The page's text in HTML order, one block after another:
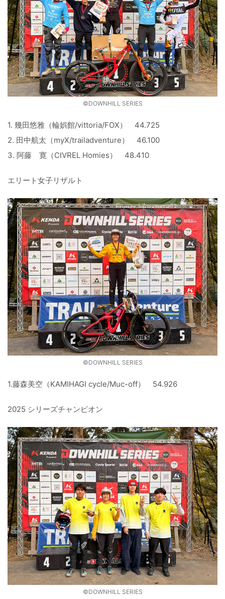
©️DOWNHILL SERIES
1. 幾田悠雅（輪娯館/vittoria/FOX） 44.725
2. 田中航太（myX/trailadventure） 46.100
3. 阿藤 寛（CIVREL Homies） 48.410
エリート女子リザルト
©️DOWNHILL SERIES
1.藤森美空（KAMIHAGI cycle/Muc-off） 54.926
2025 シリーズチャンピオン
©️DOWNHILL SERIES